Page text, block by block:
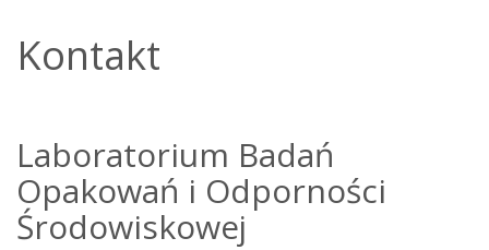
Kontakt
Laboratorium Badań
Opakowań i Odporności
Środowiskowej